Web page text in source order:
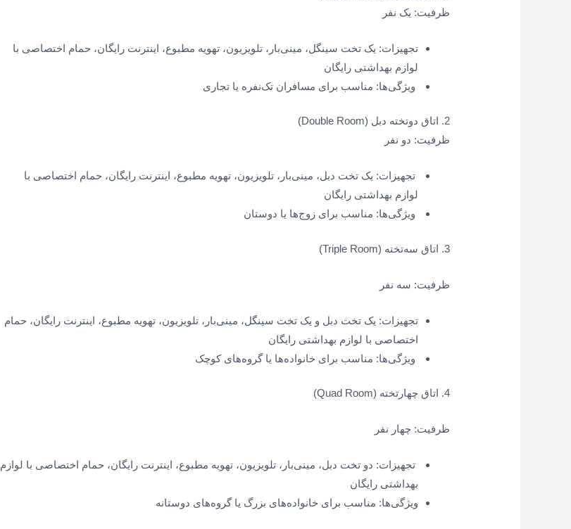
ظرفیت: یک نفر
تجهیزات: یک تخت سینگل، مینی‌بار، تلویزیون، تهویه مطبوع، اینترنت رایگان، حمام اختصاصی با
لوازم بهداشتی رایگان
ویژگی‌ها: مناسب برای مسافران تک‌نفره یا تجاری
2. اتاق دوتخته دبل (Double Room)
ظرفیت: دو نفر
تجهیزات: یک تخت دبل، مینی‌بار، تلویزیون، تهویه مطبوع، اینترنت رایگان، حمام اختصاصی با
لوازم بهداشتی رایگان
ویژگی‌ها: مناسب برای زوج‌ها یا دوستان
3. اتاق سه‌تخته (Triple Room)
ظرفیت: سه نفر
تجهیزات: یک تخت دبل و یک تخت سینگل، مینی‌بار، تلویزیون، تهویه مطبوع، اینترنت رایگان، حمام
اختصاصی با لوازم بهداشتی رایگان
ویژگی‌ها: مناسب برای خانواده‌ها یا گروه‌های کوچک
4. اتاق چهار‌تخته (Quad Room)
ظرفیت: چهار نفر
تجهیزات: دو تخت دبل، مینی‌بار، تلویزیون، تهویه مطبوع، اینترنت رایگان، حمام اختصاصی با لوازم
بهداشتی رایگان
ویژگی‌ها: مناسب برای خانواده‌های بزرگ یا گروه‌های دوستانه